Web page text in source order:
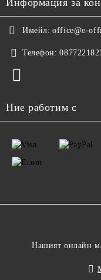
Информация за
Имейл: office@e-
Телефон:
Ние работим с
Нашият онлайн